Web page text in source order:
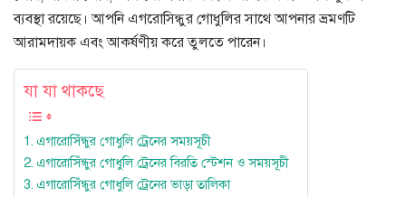
ব্যবস্থা রয়েছে। আপনি এগরোসিন্ধুর গোধুলির সাথে আপনার ভ্রমণটি
আরামদায়ক এবং আকর্ষণীয় করে তুলতে পারেন।
যা যা থাকছে
এগারোসিঁন্ধুর গোধুলি ট্রেনের সময়সূচী
এগারোসিঁন্ধুর গোধুলি ট্রেনের বিরতি স্টেশন ও সময়সূচী
এগারোসিঁন্ধুর গোধুলি ট্রেনের ভাড়া তালিকা